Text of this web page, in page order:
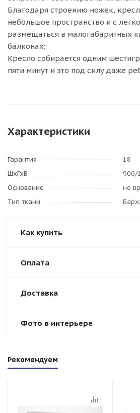
Благодаря строению ножек,
небольшое пространство и с
размещаться в малогабаритных
балконах;
Кресло собирается одним
пяти минут и это под силу даже
Характеристики
Гарантия
18
ШхГхВ
900/
Основание
не
Тип ткани
Как купить
Оплата
Доставка
Фото в интерьере
Рекомендуем